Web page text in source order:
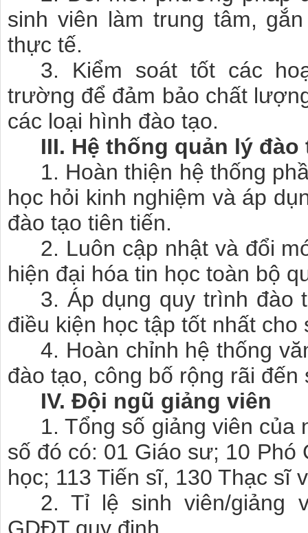
sinh viên làm trung tâm,
thực tế.
3. Kiểm soát tốt các
trường để đảm bảo chất
các loại hình đào tạo.
III. Hệ thống quản lý đào
1. Hoàn thiện hệ thống
học hỏi kinh nghiệm và áp
đào tạo tiên tiến.
2. Luôn cập nhật và đổi
hiện đại hóa tin học toàn bộ
3. Áp dụng quy trình đào
điều kiện học tập tốt nhất cho
4. Hoàn chỉnh hệ thống
đào tạo, công bố rộng rãi đến
IV. Đội ngũ giảng viên
1. Tổng số giảng viên
số đó có: 01 Giáo sư; 10 Phó
học; 113 Tiến sĩ, 130 Thạc sĩ
2. Tỉ lệ sinh viên/giảng